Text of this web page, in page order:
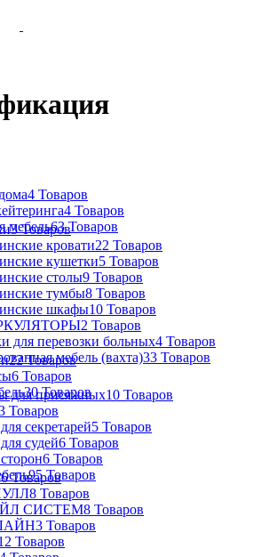
4 Товаров
4 Товаров
мебель63 Товаров
3 Товаров
кровати22 Товаров
кушетки5 Товаров
столы9 Товаров
тумбы8 Товаров
шкафы10 Товаров
2 Товаров
для перевозки больных4 Товаров
мебель (вахта)33 Товаров
22 Товаров
6 Товаров
30 Товаров
для присяжных10 Товаров
Товаров
секретарей5 Товаров
судей6 Товаров
6 Товаров
95 Товаров
Товаров
8 Товаров
СИСТЕМ8 Товаров
3 Товаров
Товаров